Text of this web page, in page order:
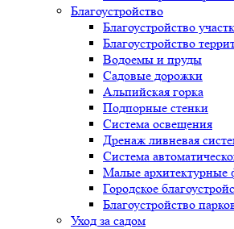
Благоустройство
Благоустройство
Благоустройство
Водоемы и пруды
Садовые дорожки
Альпийская горка
Подпорные стенки
Система освещения
Дренаж ливневая
Система
Малые
Городское
Благоустройство
Уход за садом